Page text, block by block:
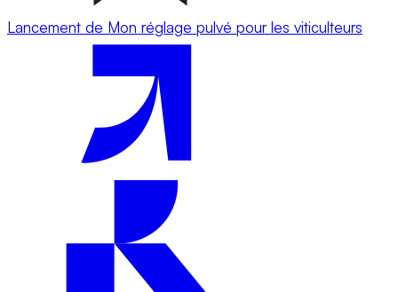
Lancement de Mon réglage pulvé pour les viticulteurs